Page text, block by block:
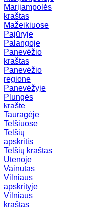
Marijampolės
kraštas
Mažeikiuose
Pajūryje
Palangoje
Panevėžio
kraštas
Panevėžio
regione
Panevėžyje
Plungės
krašte
Tauragėje
Telšiuose
Telšių
apskritis
Telšių kraštas
Utenoje
Vainutas
Vilniaus
apskrityje
Vilniaus
kraštas